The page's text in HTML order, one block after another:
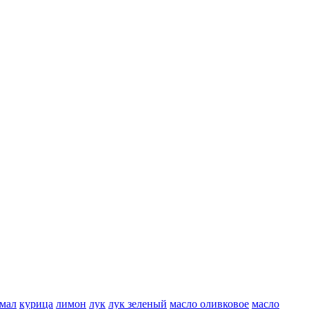
курица лимон лук лук зеленый масло оливковое масло